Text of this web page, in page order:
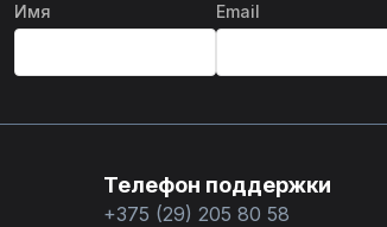
Имя Email
Телефон поддержки
+375 (29) 205 80 58